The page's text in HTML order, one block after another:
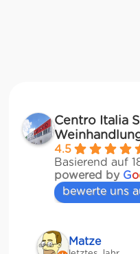
Centro Italia
4.5
Basierend auf
powered by Go
bewerte uns
Veronika